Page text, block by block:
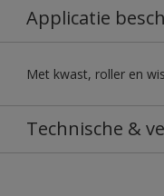
Applicatie
Met kwast, roller en
Technische &